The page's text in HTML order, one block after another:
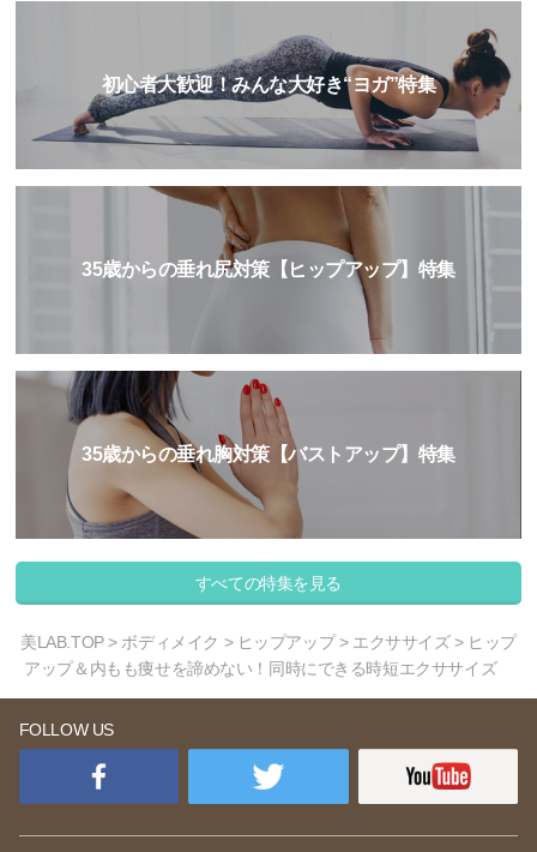
初心者大歓迎！みんな大好き“ヨガ”特集
35歳からの垂れ尻対策【ヒップアップ】特集
35歳からの垂れ胸対策【バストアップ】特集
すべての特集を見る
美LAB.TOP> ボディメイク > ヒップアップ> エクササイズ> ヒップ
アップ＆内もも痩せを諦めない！同時にできる時短エクササイズ
FOLLOW US